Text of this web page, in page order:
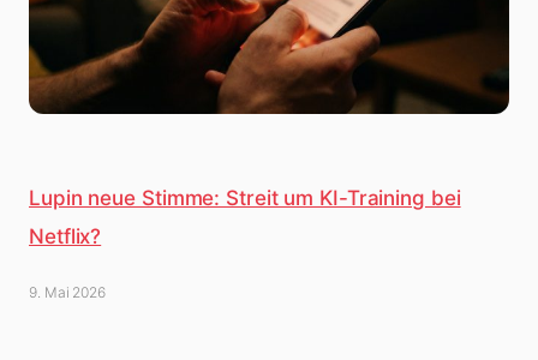
Lupin neue Stimme: Streit um KI-Training bei
Netflix?
9. Mai 2026